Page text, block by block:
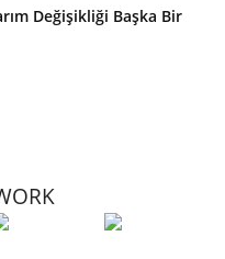
Değişikliği Başka Bir